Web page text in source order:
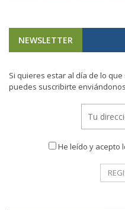
NEWSLETTER
Si quieres estar al día de lo
puedes suscribirte
He leído y acepto